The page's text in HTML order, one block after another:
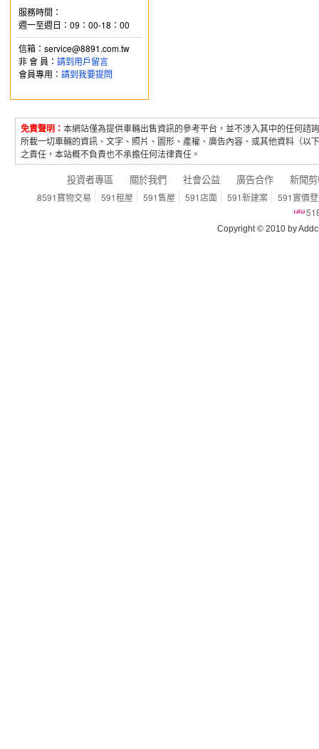
服務時間：
週一至週日：09：00-18：00
信箱：service@8891.com.tw
非 會 員： 請到用戶留言
會員專用： 請到我要提問
免責聲明： 本網站僅為提供車輛出售資訊的參考平台，並不涉入其中的任何
所載一切車輛的資訊、文字、照片、圖形、產權、廣告內容、或其他資料（
之責任，本站概不負責也不承擔任何法律責任。
投資者專區 關於我們 社會公益 廣告合作 新聞
8591寶物交易 591租屋 591售屋 591店面 591新建案
591實價
Copyright © 2010 by